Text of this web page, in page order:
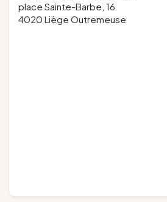
place Sainte-Barbe, 16
4020 Liège Outremeuse